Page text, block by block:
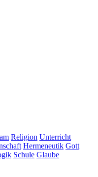
Religion Unterricht
Hermeneutik Gott
Schule Glaube